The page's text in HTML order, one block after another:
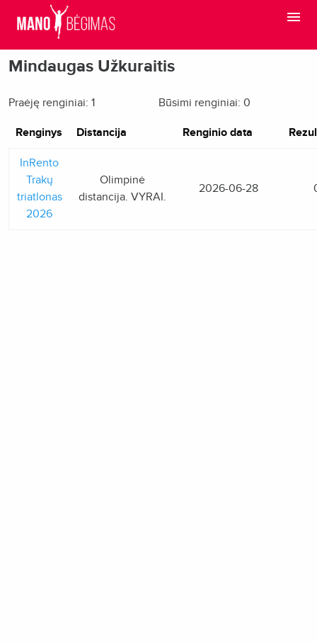
Mindaugas Užkuraitis
Praėję renginiai: 1 Būsimi renginiai: 0
Renginys Distancija Renginio data
InRento
Trakų
triatlonas
2026
Olimpinė
distancija. VYRAI.
2026-06-28